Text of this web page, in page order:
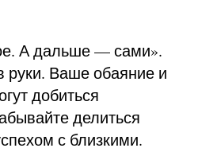
А дальше — сами».
руки. Ваше обаяние и
добиться
делиться
с близкими.